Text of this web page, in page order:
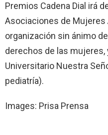
Premios Cadena Dial irá
Asociaciones de Mujeres
organización sin ánimo
derechos de las mujeres,
Universitario Nuestra
pediatría).
Images: Prisa Prensa